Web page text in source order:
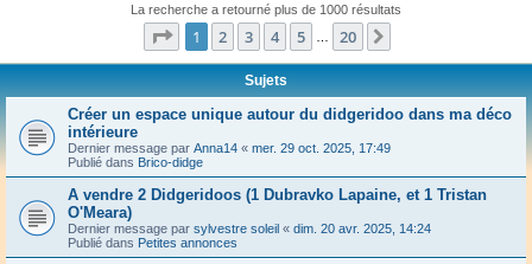
La recherche a retourné plus de 1000 résultats
Page 1sur20
1 2 3 4 5 20
Sujets
Créer un espace unique autour du didgeridoo dans ma déco
intérieure
Dernier message par Anna14 « mer. 29 oct. 2025, 17:49
Publié dans Brico-didge
A vendre 2 Didgeridoos (1 Dubravko Lapaine, et 1 Tristan
O'Meara)
Dernier message par sylvestre soleil « dim. 20 avr. 2025, 14:24
Publié dans Petites annonces